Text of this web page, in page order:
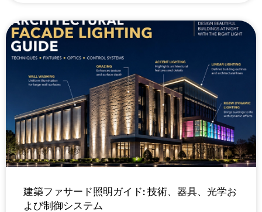
建築ファサード照明ガイド: 技術、器具、光学お
よび制御システム